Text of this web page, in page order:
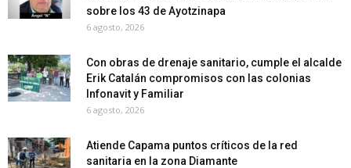
sobre los 43 de Ayotzinapa
6 agosto, 2026
Con obras de drenaje sanitario, cumple el alcalde
Erik Catalán compromisos con las colonias
Infonavit y Familiar
6 agosto, 2026
Atiende Capama puntos críticos de la red
sanitaria en la zona Diamante